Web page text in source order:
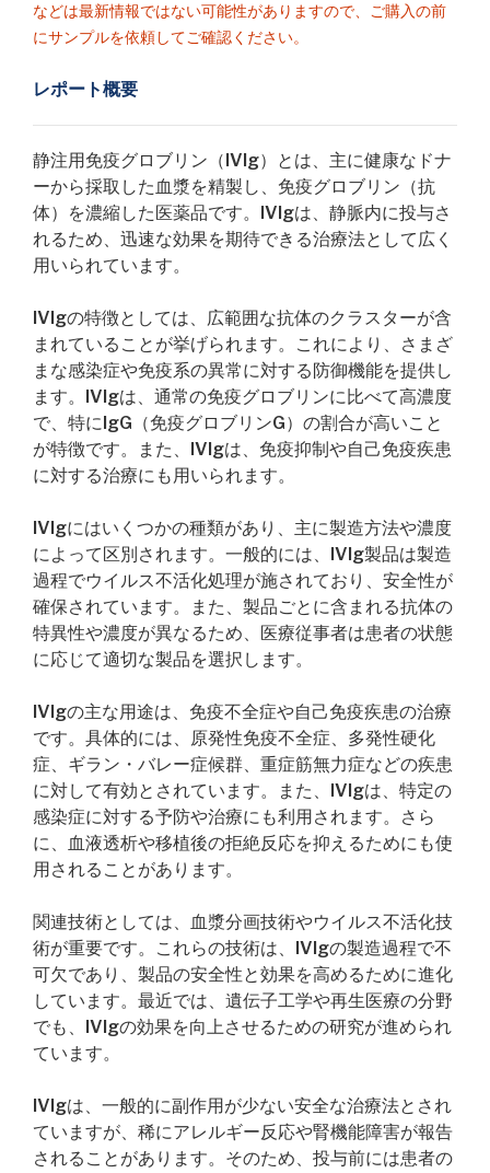
などは最新情報ではない可能性がありますので、ご購入の前
にサンプルを依頼してご確認ください。
レポート概要
静注用免疫グロブリン（IVIg）とは、主に健康なドナ
ーから採取した血漿を精製し、免疫グロブリン（抗
体）を濃縮した医薬品です。IVIgは、静脈内に投与さ
れるため、迅速な効果を期待できる治療法として広く
用いられています。
IVIgの特徴としては、広範囲な抗体のクラスターが含
まれていることが挙げられます。これにより、さまざ
まな感染症や免疫系の異常に対する防御機能を提供し
ます。IVIgは、通常の免疫グロブリンに比べて高濃度
で、特にIgG（免疫グロブリンG）の割合が高いこと
が特徴です。また、IVIgは、免疫抑制や自己免疫疾患
に対する治療にも用いられます。
IVIgにはいくつかの種類があり、主に製造方法や濃度
によって区別されます。一般的には、IVIg製品は製造
過程でウイルス不活化処理が施されており、安全性が
確保されています。また、製品ごとに含まれる抗体の
特異性や濃度が異なるため、医療従事者は患者の状態
に応じて適切な製品を選択します。
IVIgの主な用途は、免疫不全症や自己免疫疾患の治療
です。具体的には、原発性免疫不全症、多発性硬化
症、ギラン・バレー症候群、重症筋無力症などの疾患
に対して有効とされています。また、IVIgは、特定の
感染症に対する予防や治療にも利用されます。さら
に、血液透析や移植後の拒絶反応を抑えるためにも使
用されることがあります。
関連技術としては、血漿分画技術やウイルス不活化技
術が重要です。これらの技術は、IVIgの製造過程で不
可欠であり、製品の安全性と効果を高めるために進化
しています。最近では、遺伝子工学や再生医療の分野
でも、IVIgの効果を向上させるための研究が進められ
ています。
IVIgは、一般的に副作用が少ない安全な治療法とされ
ていますが、稀にアレルギー反応や腎機能障害が報告
されることがあります。そのため、投与前には患者の